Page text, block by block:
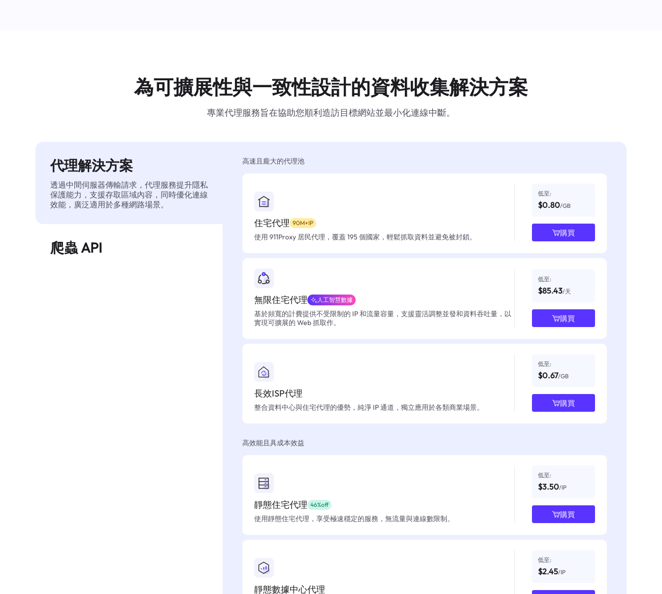
為可擴展性與一致性設計的資料收集解決方案
專業代理服務旨在協助您順利造訪目標網站並最小化連線中斷。
代理解決方案
透過中間伺服器傳輸請求，代理服務提升隱私
保護能力，支援存取區域內容，同時優化連線
效能，廣泛適用於多種網路場景。
爬蟲 API
高速且龐大的代理池
住宅代理 90M+IP
使用 911Proxy 居民代理，覆蓋 195 個國家，輕鬆抓取資料並避免被封鎖。
低至:
$0.80/GB
購買
無限住宅代理 人工智慧數據
基於頻寬的計費提供不受限制的 IP 和流量容量，支援靈活調整並發和資料吞吐量，以
實現可擴展的 Web 抓取作。
低至:
$85.43/天
購買
長效ISP代理
整合資料中心與住宅代理的優勢，純淨 IP 通道，獨立應用於各類商業場景。
低至:
$0.67/GB
購買
高效能且具成本效益
靜態住宅代理 46%off
使用靜態住宅代理，享受極速穩定的服務，無流量與連線數限制。
低至:
$3.50/IP
購買
靜態數據中心代理
低至:
$2.45/IP